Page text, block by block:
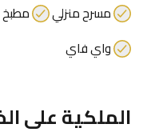
مسرح منزلي
واي فاي
الملكية على